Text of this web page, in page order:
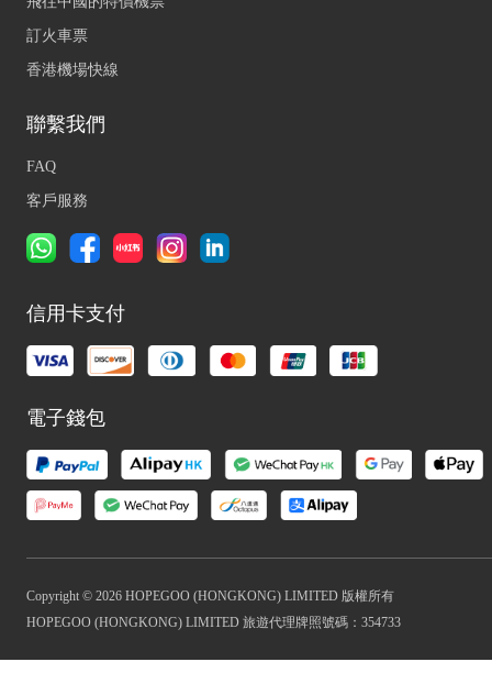
訂火車票
香港機場快線
聯繫我們
FAQ
客戶服務
信用卡支付
電子錢包
Copyright © 2026 HOPEGOO (HONGKONG) LIMITED 版權所有
HOPEGOO (HONGKONG) LIMITED 旅遊代理牌照號碼：354733